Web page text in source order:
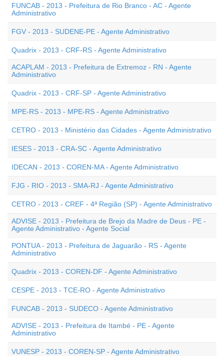
FUNCAB - 2013 - Prefeitura de Rio Branco - AC - Agente
Administrativo
FGV - 2013 - SUDENE-PE - Agente Administrativo
Quadrix - 2013 - CRF-RS - Agente Administrativo
ACAPLAM - 2013 - Prefeitura de Extremoz - RN - Agente
Administrativo
Quadrix - 2013 - CRF-SP - Agente Administrativo
MPE-RS - 2013 - MPE-RS - Agente Administrativo
CETRO - 2013 - Ministério das Cidades - Agente Administrativo
IESES - 2013 - CRA-SC - Agente Administrativo
IDECAN - 2013 - COREN-MA - Agente Administrativo
FJG - RIO - 2013 - SMA-RJ - Agente Administrativo
CETRO - 2013 - CREF - 4ª Região (SP) - Agente Administrativo
ADVISE - 2013 - Prefeitura de Brejo da Madre de Deus - PE -
Agente Administrativo - Agente Social
PONTUA - 2013 - Prefeitura de Jaguarão - RS - Agente
Administrativo
Quadrix - 2013 - COREN-DF - Agente Administrativo
CESPE - 2013 - TCE-RO - Agente Administrativo
FUNCAB - 2013 - SUDECO - Agente Administrativo
ADVISE - 2013 - Prefeitura de Itambé - PE - Agente
Administrativo
VUNESP - 2013 - COREN-SP - Agente Administrativo